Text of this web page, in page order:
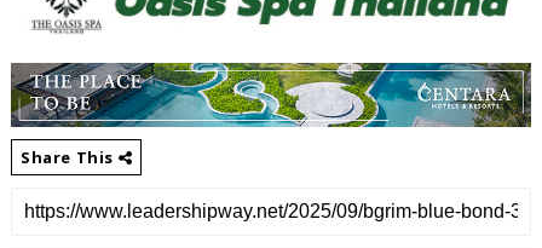
Share This